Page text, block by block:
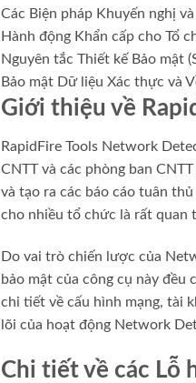
Các Biện pháp Khuyến nghị
Hành động Khẩn cấp cho Tổ
Nguyên tắc Thiết kế Bảo mật
Bảo mật Dữ liệu Xác thực và
Giới thiệu về
RapidFire Tools Network
CNTT và các phòng ban
và tạo ra các báo cáo tuân
cho nhiều tổ chức là rất quan
Do vai trò chiến lược của
bảo mật của công cụ này
chi tiết về cấu hình mạng, tài
lõi của hoạt động Network
Chi tiết về các Lỗ